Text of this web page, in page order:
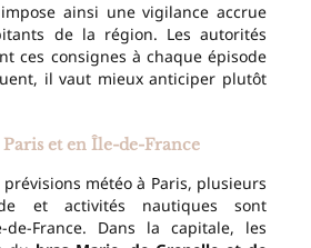
impose ainsi une vigilance accrue
de la région. Les autorités
ces consignes à chaque épisode
il vaut mieux anticiper plutôt
et en Île-de-France
météo à Paris, plusieurs
et activités nautiques sont
de-France. Dans la capitale, les